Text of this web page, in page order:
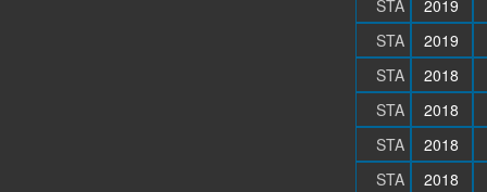
STA
2019
STA
2019
STA
2018
STA
2018
STA
2018
STA
2018